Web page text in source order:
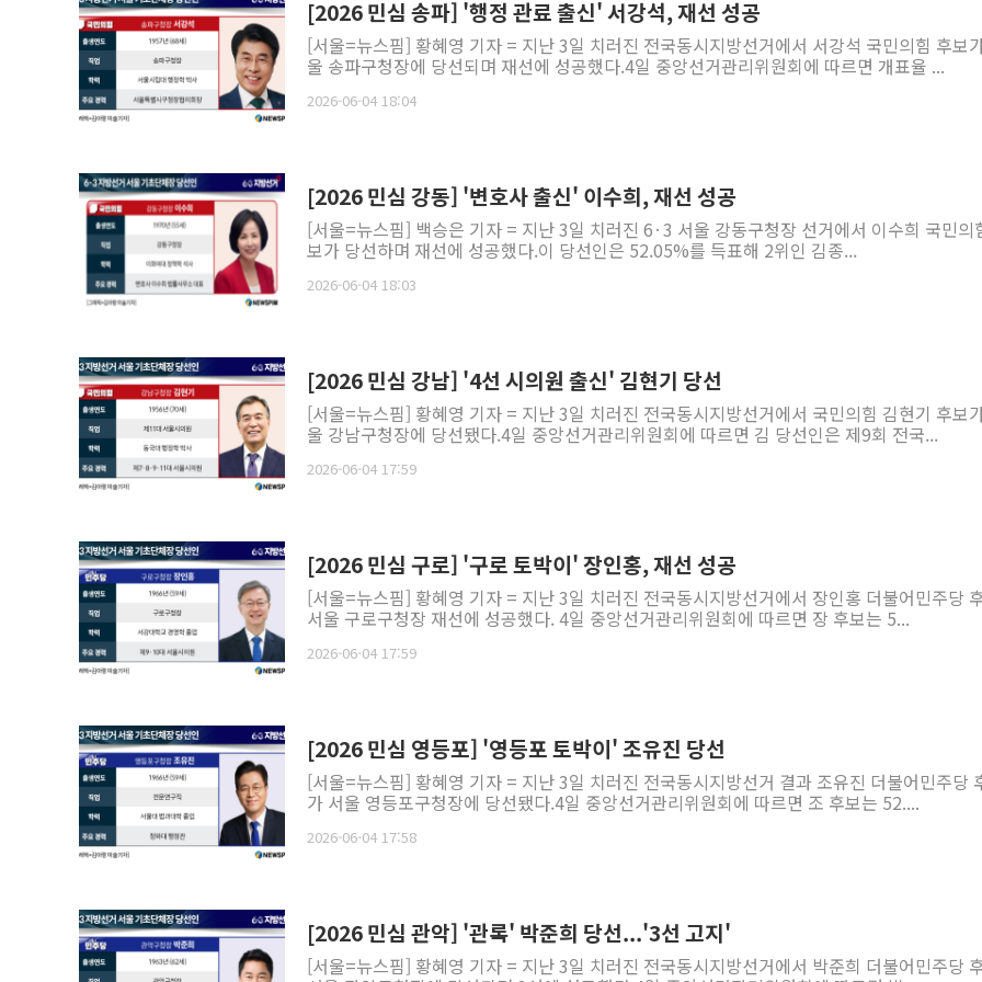
[2026 민심 송파] '행정 관료 출신' 서강석, 재선 성공
[서울=뉴스핌] 황혜영 기자 = 지난 3일 치러진 전국동시지방선거에서 서강석 국민의힘 후보
울 송파구청장에 당선되며 재선에 성공했다.4일 중앙선거관리위원회에 따르면 개표율 ...
2026-06-04 18:04
[2026 민심 강동] '변호사 출신' 이수희, 재선 성공
[서울=뉴스핌] 백승은 기자 = 지난 3일 치러진 6·3 서울 강동구청장 선거에서 이수희 국민의
보가 당선하며 재선에 성공했다.이 당선인은 52.05%를 득표해 2위인 김종...
2026-06-04 18:03
[2026 민심 강남] '4선 시의원 출신' 김현기 당선
[서울=뉴스핌] 황혜영 기자 = 지난 3일 치러진 전국동시지방선거에서 국민의힘 김현기 후보
울 강남구청장에 당선됐다.4일 중앙선거관리위원회에 따르면 김 당선인은 제9회 전국...
2026-06-04 17:59
[2026 민심 구로] '구로 토박이' 장인홍, 재선 성공
[서울=뉴스핌] 황혜영 기자 = 지난 3일 치러진 전국동시지방선거에서 장인홍 더불어민주당
서울 구로구청장 재선에 성공했다. 4일 중앙선거관리위원회에 따르면 장 후보는 5...
2026-06-04 17:59
[2026 민심 영등포] '영등포 토박이' 조유진 당선
[서울=뉴스핌] 황혜영 기자 = 지난 3일 치러진 전국동시지방선거 결과 조유진 더불어민주당
가 서울 영등포구청장에 당선됐다.4일 중앙선거관리위원회에 따르면 조 후보는 52....
2026-06-04 17:58
[2026 민심 관악] '관록' 박준희 당선...'3선 고지'
[서울=뉴스핌] 황혜영 기자 = 지난 3일 치러진 전국동시지방선거에서 박준희 더불어민주당